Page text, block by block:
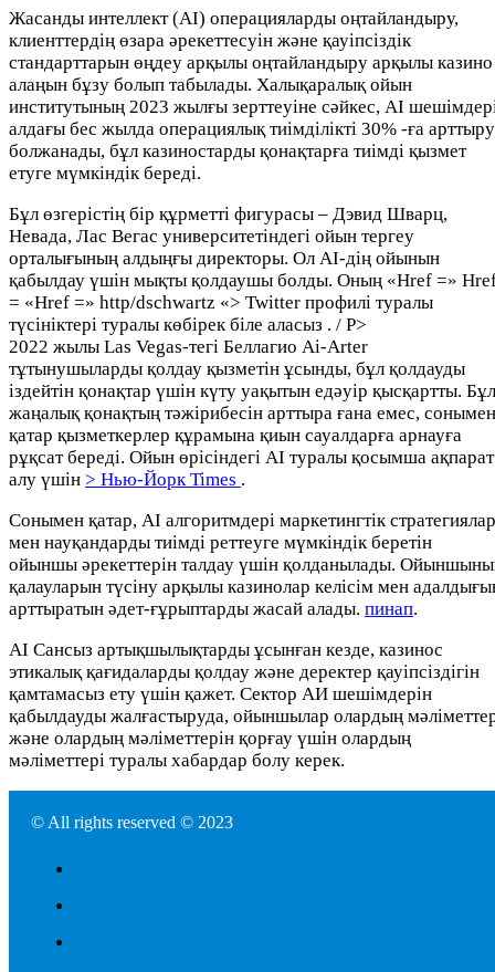
Жасанды интеллект (AI) операцияларды оңтайландыру,
клиенттердің өзара әрекеттесуін және қауіпсіздік
стандарттарын өңдеу арқылы оңтайландыру арқылы казино
алаңын бұзу болып табылады. Халықаралық ойын
институтының 2023 жылғы зерттеуіне сәйкес, AI
алдағы бес жылда операциялық тиімділікті 30% -ға арттыру
болжанады, бұл казиностарды қонақтарға тиімді қызмет
етуге мүмкіндік береді.
Бұл өзгерістің бір құрметті фигурасы – Дэвид Шварц,
Невада, Лас Вегас университетіндегі ойын тергеу
орталығының алдыңғы директоры. Ол AI-дің ойынын
қабылдау үшін мықты қолдаушы болды. Оның «Href =»
= «Href =» http/dschwartz «> Twitter профилі туралы
түсініктері туралы көбірек біле аласыз . / P>
2022 жылы Las Vegas-тегі Беллагио Ai-Arter
тұтынушыларды қолдау қызметін ұсынды, бұл қолдауды
іздейтін қонақтар үшін күту уақытын едәуір қысқартты. Бұл
жаңалық қонақтың тәжірибесін арттыра ғана емес, сонымен
қатар қызметкерлер құрамына қиын сауалдарға арнауға
рұқсат береді. Ойын өрісіндегі AI туралы қосымша ақпарат
алу үшін > Нью-Йорк Times .
Сонымен қатар, AI алгоритмдері маркетингтік стратегиялар
мен науқандарды тиімді реттеуге мүмкіндік беретін
ойыншы әрекеттерін талдау үшін қолданылады.
қалауларын түсіну арқылы казинолар келісім мен
арттыратын әдет-ғұрыптарды жасай алады. пинап.
AI Сансыз артықшылықтарды ұсынған кезде, казинос
этикалық қағидаларды қолдау және деректер қауіпсіздігін
қамтамасыз ету үшін қажет. Сектор АИ шешімдерін
қабылдауды жалғастыруда, ойыншылар олардың
және олардың мәліметтерін қорғау үшін олардың
мәліметтері туралы хабардар болу керек.
© All rights reserved © 2023